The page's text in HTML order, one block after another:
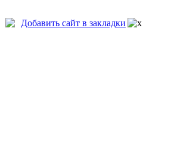
Добавить сайт в закладки